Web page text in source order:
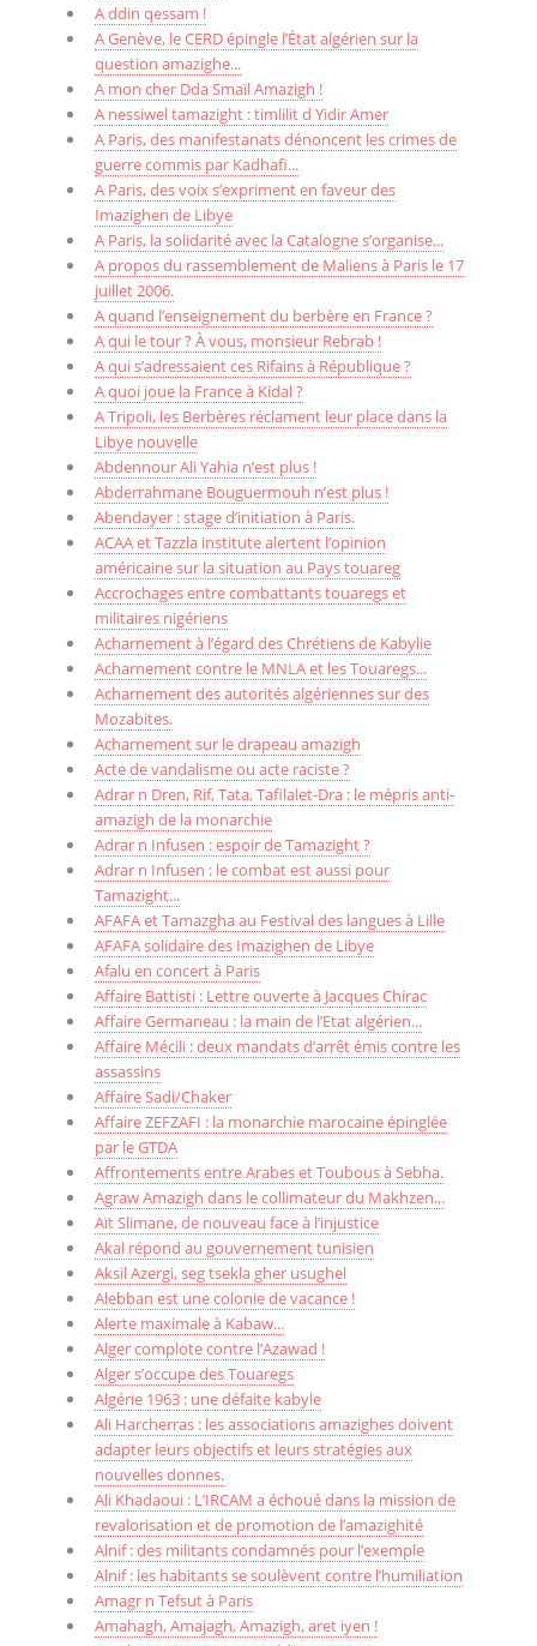
A ddin qessam !
A Genève, le CERD épingle l’État algérien sur la
question amazighe...
A mon cher Dda Smaïl Amazigh !
A nessiwel tamazight : timlilit d Yidir Amer
A Paris, des manifestanats dénoncent les crimes de
guerre commis par Kadhafi...
A Paris, des voix s’expriment en faveur des
Imazighen de Libye
A Paris, la solidarité avec la Catalogne s’organise...
A propos du rassemblement de Maliens à Paris le 17
juillet 2006.
A quand l’enseignement du berbère en France ?
A qui le tour ? À vous, monsieur Rebrab !
A qui s’adressaient ces Rifains à République ?
A quoi joue la France à Kidal ?
A Tripoli, les Berbères réclament leur place dans la
Libye nouvelle
Abdennour Ali Yahia n’est plus !
Abderrahmane Bouguermouh n’est plus !
Abendayer : stage d’initiation à Paris.
ACAA et Tazzla institute alertent l’opinion
américaine sur la situation au Pays touareg
Accrochages entre combattants touaregs et
militaires nigériens
Acharnement à l’égard des Chrétiens de Kabylie
Acharnement contre le MNLA et les Touaregs...
Acharnement des autorités algériennes sur des
Mozabites.
Acharnement sur le drapeau amazigh
Acte de vandalisme ou acte raciste ?
Adrar n Dren, Rif, Tata, Tafilalet-Dra : le mépris anti-
amazigh de la monarchie
Adrar n Infusen : espoir de Tamazight ?
Adrar n Infusen : le combat est aussi pour
Tamazight...
AFAFA et Tamazgha au Festival des langues à Lille
AFAFA solidaire des Imazighen de Libye
Afalu en concert à Paris
Affaire Battisti : Lettre ouverte à Jacques Chirac
Affaire Germaneau : la main de l’Etat algérien...
Affaire Mécili : deux mandats d’arrêt émis contre les
assassins
Affaire Sadi/Chaker
Affaire ZEFZAFI : la monarchie marocaine épinglée
par le GTDA
Affrontements entre Arabes et Toubous à Sebha.
Agraw Amazigh dans le collimateur du Makhzen...
Aït Slimane, de nouveau face à l’injustice
Akal répond au gouvernement tunisien
Aksil Azergi, seg tsekla gher usughel
Alebban est une colonie de vacance !
Alerte maximale à Kabaw...
Alger complote contre l’Azawad !
Alger s’occupe des Touaregs
Algérie 1963 : une défaite kabyle
Ali Harcherras : les associations amazighes doivent
adapter leurs objectifs et leurs stratégies aux
nouvelles donnes.
Ali Khadaoui : L’IRCAM a échoué dans la mission de
revalorisation et de promotion de l’amazighité
Alnif : des militants condamnés pour l’exemple
Alnif : les habitants se soulèvent contre l’humiliation
Amagr n Tefsut à Paris
Amahagh, Amajagh, Amazigh, aret iyen !